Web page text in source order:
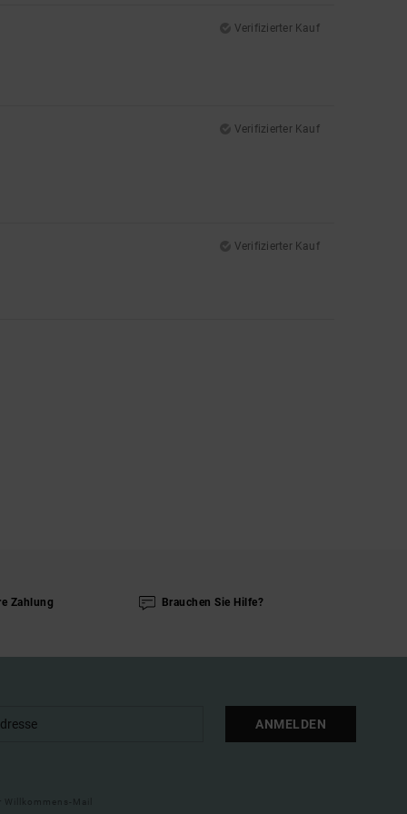
Verifizierter Kauf
Verifizierter Kauf
Verifizierter Kauf
Zahlung Brauchen Sie Hilfe?
ANMELDEN
Mail